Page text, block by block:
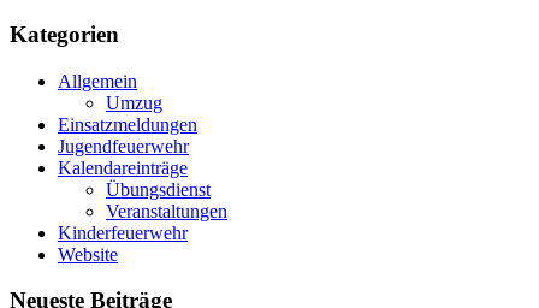
Kategorien
Allgemein
Umzug
Einsatzmeldungen
Jugendfeuerwehr
Kalendareinträge
Übungsdienst
Veranstaltungen
Kinderfeuerwehr
Website
Neueste Beiträge